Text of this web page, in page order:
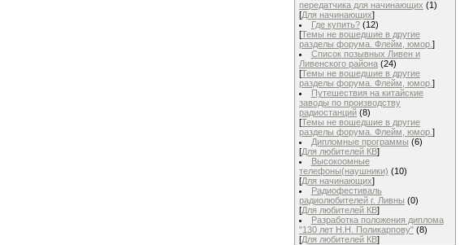
передатчика для начинающих (1)
[Для начинающих]
Где купить? (12)
[Темы не вошедшие в другие
разделы форума. Флейм, юмор. ]
Список позывных Ливен и
Ливенского района (24)
[Темы не вошедшие в другие
разделы форума. Флейм, юмор. ]
Путешествия на китайские
заводы по производству
радиостанций (8)
[Темы не вошедшие в другие
разделы форума. Флейм, юмор. ]
Дипломные программы (6)
[Для любителей КВ]
Высокоомные
телефоны(наушники) (10)
[Для начинающих]
Радиофестиваль
радиолюбителей г. Ливны (0)
[Для любителей КВ]
Разработка положения диплома
"130 лет Н.Н. Поликарпову" (8)
[Для любителей КВ]